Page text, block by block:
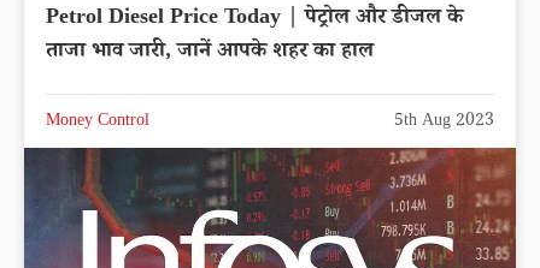
Petrol Diesel Price Today | पेट्रोल और डीजल के
ताजा भाव जारी, जानें आपके शहर का हाल
Money Control 5th Aug 2023